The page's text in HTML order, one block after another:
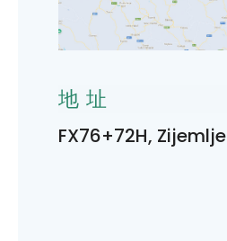
地址
FX76+72H, Zijemlje